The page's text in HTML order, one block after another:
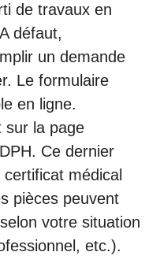
de travaux en
défaut,
un demande
Le formulaire
en ligne.
sur la page
. Ce dernier
médical
pièces peuvent
votre situation
etc.).